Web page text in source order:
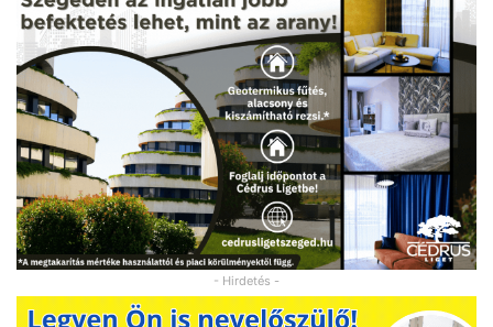
- Hirdetés -